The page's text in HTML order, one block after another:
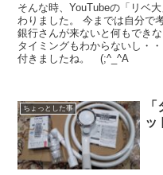
そんな時、YouTubeの「リベ
わりました。 今までは自分で
銀行さんが来ないと何もでき
タイミングもわからないし・
付きましたね。 (;^_^A
ちょっとした事
ッ